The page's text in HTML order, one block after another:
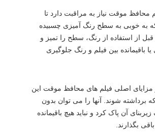
محافظ موقت نیاز به مراقبت دارد تا
به خوبی به سطح رنگ آمیزی چسبیده
از استفاده از رنگ، سطح را تمیز و
یا باقیمانده بین فیلم و رنگ جلوگیری
مزایای اصلی فیلم های محافظ موقت این
شوند. آنها را می توان بدون
آن پاک کرد و نباید هیچ باقیمانده
بگذارند.